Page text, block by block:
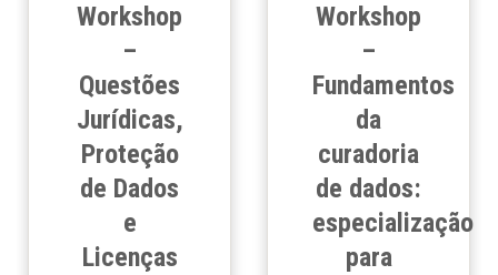
Workshop
–
Questões
Jurídicas,
Proteção
de Dados
e
Licenças
Workshop
–
Fundamentos
da
curadoria
de dados:
especialização
para